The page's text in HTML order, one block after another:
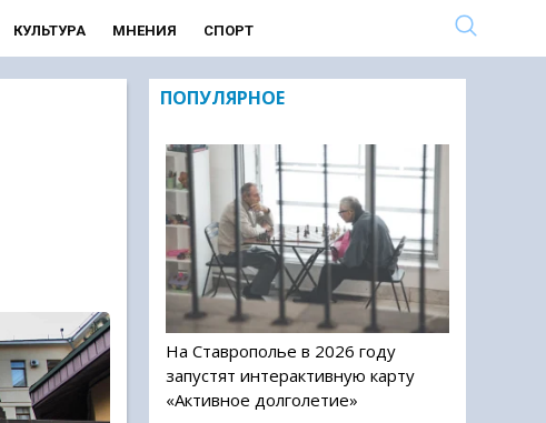
КУЛЬТУРА МНЕНИЯ СПОРТ
ПОПУЛЯРНОЕ
На Ставрополье в 2026 году
запустят интерактивную карту
«Активное долголетие»